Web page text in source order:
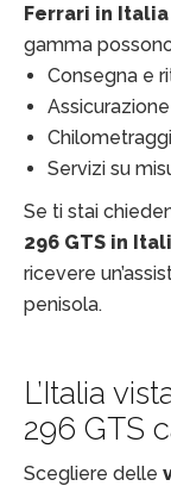
Ferrari in
gamma
Consegna e
Servizi su
Se ti stai
296 GTS in
ricevere
penisola.
L’Italia
296 GTS
Scegliere delle